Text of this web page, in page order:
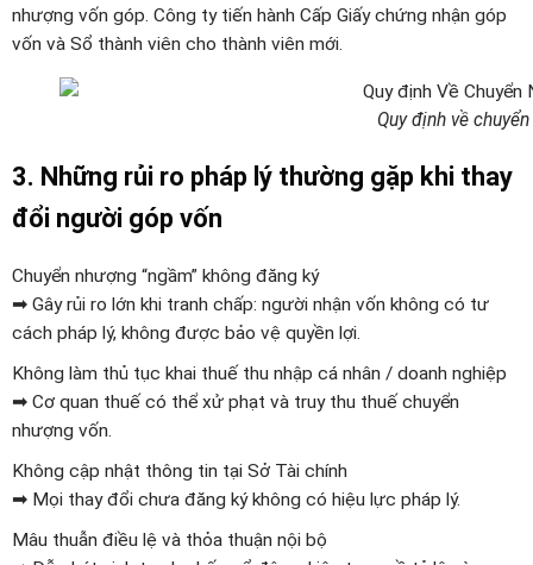
nhượng vốn góp. Công ty tiến hành Cấp Giấy chứng nhận góp
vốn và Sổ thành viên cho thành viên mới.
Quy định về
3. Những rủi ro pháp lý thường gặp khi thay
đổi người góp vốn
Chuyển nhượng “ngầm” không đăng ký
➡ Gây rủi ro lớn khi tranh chấp: người nhận vốn không có tư
cách pháp lý, không được bảo vệ quyền lợi.
Không làm thủ tục khai thuế thu nhập cá nhân / doanh nghiệp
➡ Cơ quan thuế có thể xử phạt và truy thu thuế chuyển
nhượng vốn.
Không cập nhật thông tin tại Sở Tài chính
➡ Mọi thay đổi chưa đăng ký không có hiệu lực pháp lý.
Mâu thuẫn điều lệ và thỏa thuận nội bộ